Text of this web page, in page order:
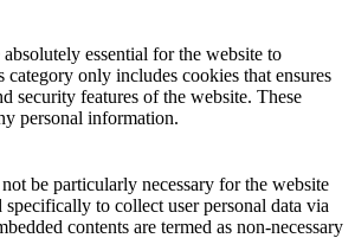
essential for the website to
only includes cookies that ensures
security features of the website. These
personal information.
be particularly necessary for the website
to collect user personal data via
contents are termed as non-necessary